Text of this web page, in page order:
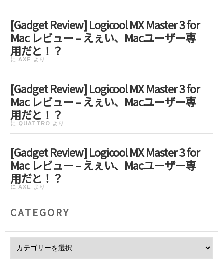
[Gadget Review] Logicool MX Master 3 for
Mac レビュー – えぇい、Macユーザー専
用だと！？
に AXE より
[Gadget Review] Logicool MX Master 3 for
Mac レビュー – えぇい、Macユーザー専
用だと！？
に QUATTRO より
[Gadget Review] Logicool MX Master 3 for
Mac レビュー – えぇい、Macユーザー専
用だと！？
に AXE より
CATEGORY